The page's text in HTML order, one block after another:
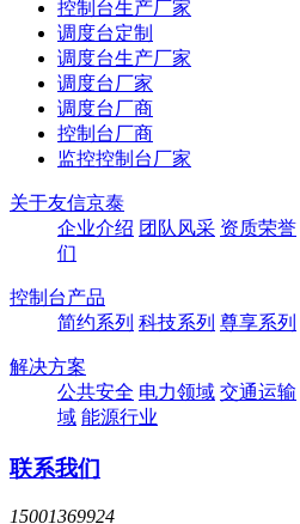
控制台生产厂家
调度台定制
调度台生产厂家
调度台厂家
调度台厂商
控制台厂商
监控控制台厂家
关于友信京泰
企业介绍 团队风采 资质荣誉
们
控制台产品
简约系列 科技系列 尊享系列
解决方案
公共安全 电力领域 交通运输
域 能源行业
联系我们
15001369924